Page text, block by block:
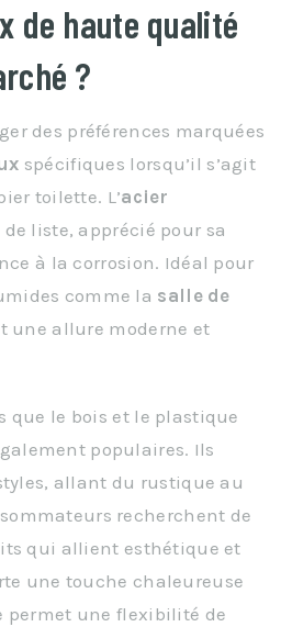
de haute qualité
?
des préférences marquées
spécifiques lorsqu’il s’agit
toilette. L’acier
liste, apprécié pour sa
à la corrosion. Idéal pour
comme la salle de
une allure moderne et
que le bois et le plastique
populaires. Ils
allant du rustique au
recherchent de
qui allient esthétique et
une touche chaleureuse
permet une flexibilité de